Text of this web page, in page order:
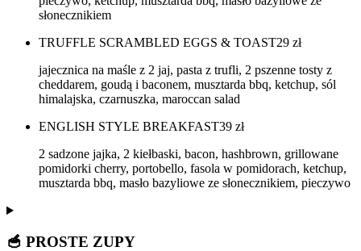
słonecznikiem
TRUFFLE SCRAMBLED EGGS & TOAST29 zł
jajecznica na maśle z 2 jaj, pasta z trufli, 2 pszenne tosty z
cheddarem, goudą i baconem, musztarda bbq, ketchup, sól
himalajska, czarnuszka, maroccan salad
ENGLISH STYLE BREAKFAST39 zł
2 sadzone jajka, 2 kiełbaski, bacon, hashbrown, grillowane
pomidorki cherry, portobello, fasola w pomidorach, ketchup,
musztarda bbq, masło bazyliowe ze słonecznikiem, pieczywo
🥣 PROSTE ZUPY